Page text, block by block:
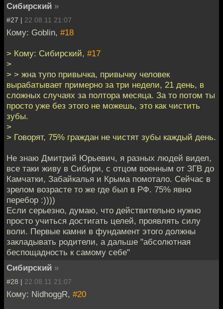
Сибирский »
#27 | 22.08.11 21:07
Кому: Goblin, #18
> Кому: Сибирский, #17
>
> > жна тупо привычка, привычку человек
вырабатывает примерно за три недели, 21 день, в
сложных случаях за полтора месяца. За то потом ты
просто уже без этого не можешь, это как чистить
зубы.
>
> Говорят, 75% граждан не чистят зубы каждый день.
Не знаю Дмитрий Юрьевич, я разных людей видел,
все таки живу в Сибири, с отцом военным от ЗГВ до
Камчатки, Забайкалья и Крыма помотало. Сейчас в
зрелом возрасте то же где был в РФ. 75% явно
перебор :))))
Если серьезно, думаю, что действительно нужно
просто учиться достигать целей, проявлять силу
воли. Первые камни в фундамент этого должны
закладывать родители, а дальше "абсолютная
беспощадность к самому себе"
Сибирский »
#28 | 22.08.11 21:07
Кому: NidhoggR, #20